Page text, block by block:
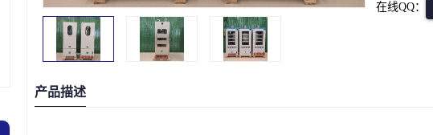
在线QQ：
产品描述